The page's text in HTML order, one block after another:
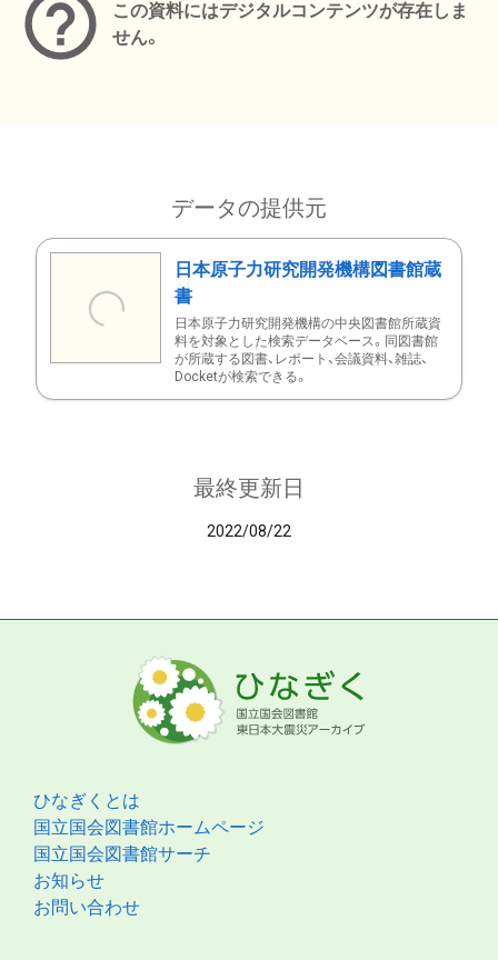
この資料にはデジタルコンテンツが存在しま
せん。
データの提供元
日本原子力研究開発機構図書館蔵
書
日本原子力研究開発機構の中央図書館所蔵資
料を対象とした検索データベース。同図書館
が所蔵する図書、レポート、会議資料、雑誌、
Docketが検索できる。
最終更新日
2022/08/22
ひなぎくとは
国立国会図書館ホームページ
国立国会図書館サーチ
お知らせ
お問い合わせ